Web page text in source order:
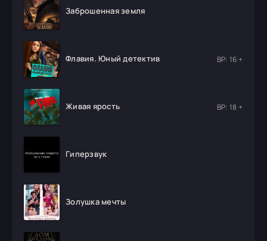
Заброшенная земля
Флавия. Юный детектив ВР: 16 +
Живая ярость ВР: 18 +
Гиперзвук
Золушка мечты